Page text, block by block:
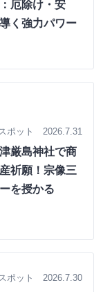
厄除け・安
く強力パワー
ポット 2026.7.31
厳島神社で商
祈願！宗像三
を授かる
ポット 2026.7.30